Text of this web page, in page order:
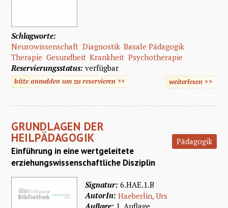
Schlagworte:
Neurowissenschaft Diagnostik Basale Pädagogik
Therapie Gesundheit Krankheit Psychotherapie
Reservierungsstatus:verfügbar
bitte anmelden um zu reservieren >> weiterlesen>>
GRUNDLAGEN DER
HEILPÄDAGOGIK Pädagogik
Einführung in eine wertgeleitete
erziehungswissenschaftliche Disziplin
Signatur:6.HAE.1.B
AutorIn:Haeberlin, Urs